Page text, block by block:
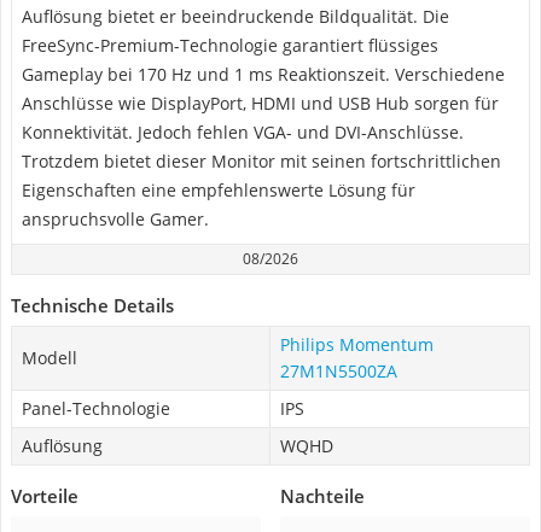
Auflösung bietet er beeindruckende Bildqualität. Die
FreeSync-Premium-Technologie garantiert flüssiges
Gameplay bei 170 Hz und 1 ms Reaktionszeit. Verschiedene
Anschlüsse wie DisplayPort, HDMI und USB Hub sorgen für
Konnektivität. Jedoch fehlen VGA- und DVI-Anschlüsse.
Trotzdem bietet dieser Monitor mit seinen fortschrittlichen
Eigenschaften eine empfehlenswerte Lösung für
anspruchsvolle Gamer.
08/2026
Technische Details
Modell
Philips Momentum
27M1N5500ZA
Panel-Technologie
IPS
Auflösung
WQHD
Vorteile Nachteile